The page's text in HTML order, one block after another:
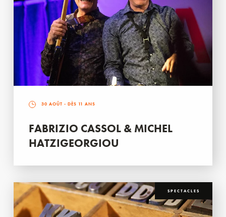
30 AOÛT - DÈS 11 ANS
FABRIZIO CASSOL & MICHEL
HATZIGEORGIOU
SPECTACLES